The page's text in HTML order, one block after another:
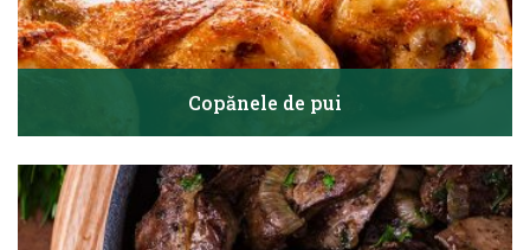
Copănele de pui